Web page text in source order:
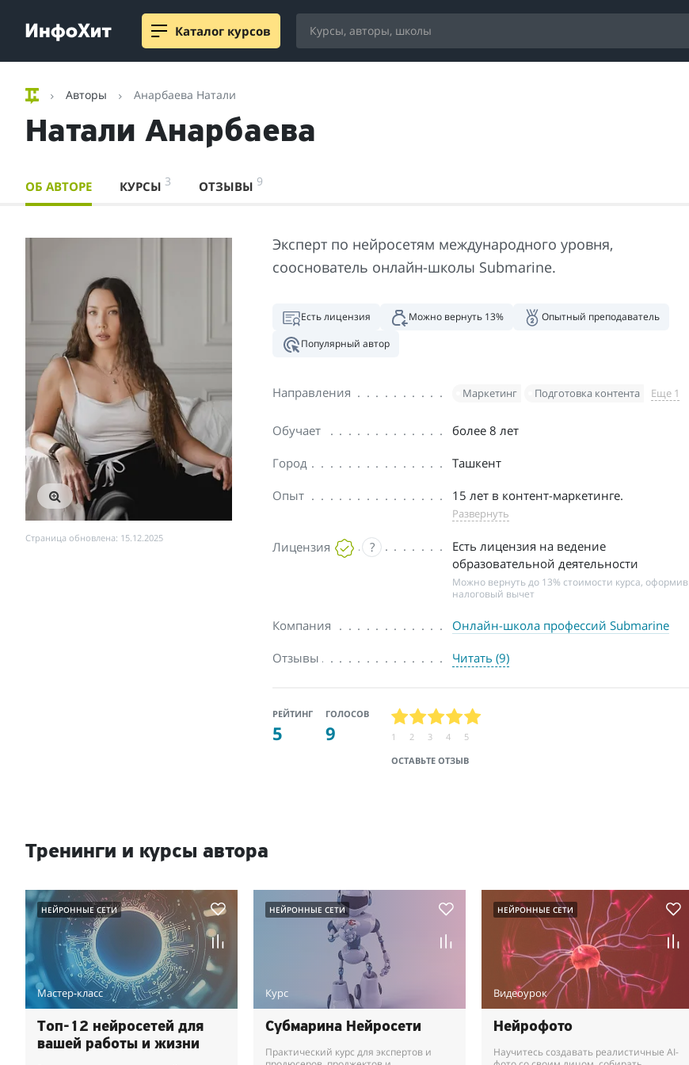
Каталог курсов
Авторы Анарбаева Натали
Натали Анарбаева
ОБ АВТОРЕ КУРСЫ 3 ОТЗЫВЫ 9
Страница обновлена: 15.12.2025
Эксперт по нейросетям международного уровня,
сооснователь онлайн-школы Submarine.
Есть лицензия Можно вернуть 13%
Опытный преподаватель
Популярный автор
Направления Маркетинг Подготовка контента Еще 1
Обучает более 8 лет
Город Ташкент
Опыт 15 лет в контент-маркетинге.
Развернуть
Лицензия ?
Есть лицензия на ведение
образовательной деятельности
Можно вернуть до 13% стоимости курса, оформив
налоговый вычет
Компания Онлайн-школа профессий Submarine
Отзывы Читать (9)
РЕЙТИНГ
5
ГОЛОСОВ
9
ОСТАВЬТЕ ОТЗЫВ
1 2 3 4 5
Тренинги и курсы автора
НЕЙРОННЫЕ СЕТИ
Мастер-класс
Топ-12 нейросетей для
вашей работы и жизни
НЕЙРОННЫЕ СЕТИ
Курс
Субмарина Нейросети
Практический курс для экспертов и
НЕЙРОННЫЕ СЕТИ
Видеоурок
Нейрофото
Научитесь создавать реалистичные AI-